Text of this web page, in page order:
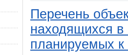
Перечень
находящихся в
планируемых к